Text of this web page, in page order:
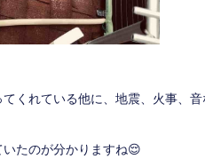
くれている他に、地震、火事、
たのが分かりますね😌